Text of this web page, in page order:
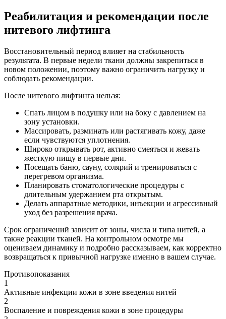
Реабилитация и рекомендации после
нитевого лифтинга
Восстановительный период влияет на стабильность
результата. В первые недели ткани должны закрепиться в
новом положении, поэтому важно ограничить нагрузку и
соблюдать рекомендации.
После нитевого лифтинга нельзя:
Спать лицом в подушку или на боку с давлением на
зону установки.
Массировать, разминать или растягивать кожу, даже
если чувствуются уплотнения.
Широко открывать рот, активно смеяться и жевать
жесткую пищу в первые дни.
Посещать баню, сауну, солярий и тренироваться с
перегревом организма.
Планировать стоматологические процедуры с
длительным удержанием рта открытым.
Делать аппаратные методики, инъекции и агрессивный
уход без разрешения врача.
Срок ограничений зависит от зоны, числа и типа нитей, а
также реакции тканей. На контрольном осмотре мы
оцениваем динамику и подробно рассказываем, как корректно
возвращаться к привычной нагрузке именно в вашем случае.
Противопоказания
1
Активные инфекции кожи в зоне введения нитей
2
Воспаление и повреждения кожи в зоне процедуры